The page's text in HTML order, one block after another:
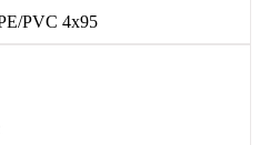
PVC 4x95